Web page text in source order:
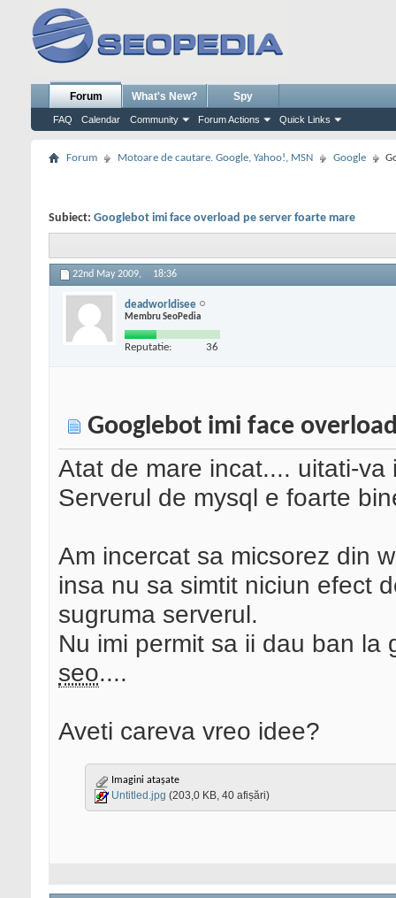
Forum
FAQ Calendar Community Forum Actions Quick Links
What's New? Spy
Forum Motoare de cautare. Google, Yahoo!, MSN Google
Subiect: Googlebot imi face overload pe server foarte mare
22nd May 2009, 18:36
deadworldisee
Membru SeoPedia
Reputatie: 36
Googlebot imi face
Atat de mare incat.... uitati-va
Serverul de mysql e foarte
Am incercat sa micsorez din
insa nu sa simtit niciun efect
sugruma serverul.
Nu imi permit sa ii dau ban
seo....
Aveti careva vreo idee?
Imagini atașate
Untitled.jpg (203,0 KB, 40 afișări)